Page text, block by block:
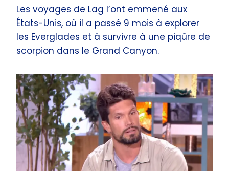
Les voyages de Lag l’ont emmené aux
États-Unis, où il a passé 9 mois à explorer
les Everglades et à survivre à une piqûre de
scorpion dans le Grand Canyon.